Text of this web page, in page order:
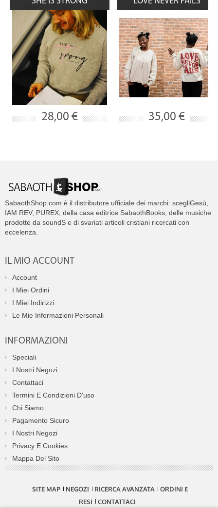
28,00 € 35,00 €
SabaothShop.com è il distributore ufficiale dei marchi: scegliGesù,
IAM REV, PUREX, della casa editrice SabaothBooks, delle musiche
prodotte da soundS e di svariati articoli cristiani ricercati con
eccelenza.
IL MIO ACCOUNT
Account
I Miei Ordini
I Miei Indirizzi
Le Mie Informazioni Personali
INFORMAZIONI
Speciali
I Nostri Negozi
Contattaci
Termini E Condizioni D'uso
Chi Siamo
Pagamento Sicuro
I Nostri Negozi
Privacy E Cookies
Mappa Del Sito
SITE MAP NEGOZI RICERCA AVANZATA
ORDINI E
RESI
CONTATTACI